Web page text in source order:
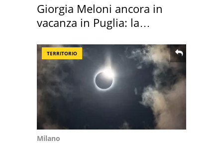
Giorgia Meloni ancora in
vacanza in Puglia: la
TERRITORIO
Milano